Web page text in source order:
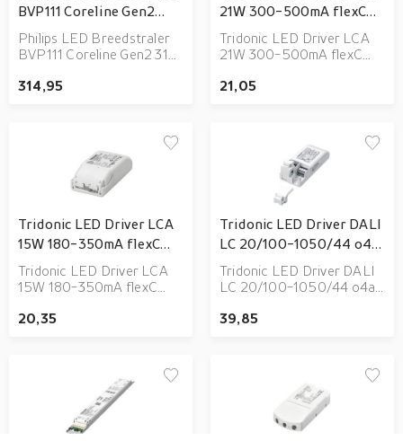
BVP111 Coreline Gen2
31W 5100lm 80x41D -
740 | IP66 -
Philips LED Breedstraler
BVP111 Coreline Gen2 31W
IP66 - Asymmetrisch
314,95
21W 300-500mA flexC
PH-C SR ADV Dimbaar
Tridonic LED Driver LCA
21W 300-500mA flexC
21,05
Tridonic LED Driver LCA
15W 180-350mA flexC
PH-C SR ADV Dimbaar
Tridonic LED Driver LCA
15W 180-350mA flexC
20,35
Tridonic LED Driver DALI
LC 20/100-1050/44 o4a
NF SR EXC3
Tridonic LED Driver DALI
LC 20/100-1050/44 o4a
39,85